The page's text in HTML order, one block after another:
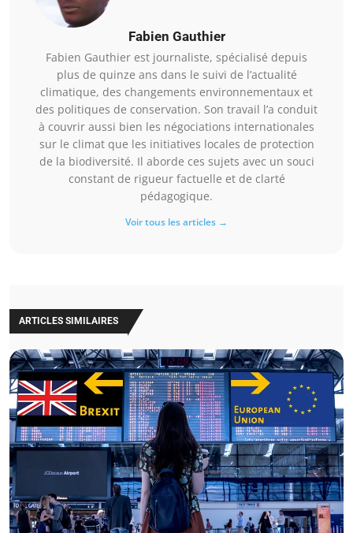
Fabien Gauthier
Fabien Gauthier est journaliste, spécialisé depuis
plus de quinze ans dans le suivi de l’actualité
climatique, des changements environnementaux et
des politiques de conservation. Son travail l’a conduit
à couvrir aussi bien les négociations internationales
sur le climat que les initiatives locales de protection
de la biodiversité. Il aborde ces sujets avec un souci
constant de rigueur factuelle et de clarté
pédagogique.
Voir tous les articles →
ARTICLES SIMILAIRES